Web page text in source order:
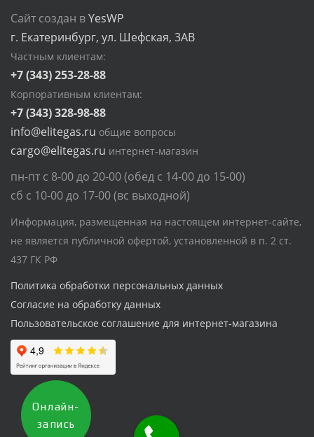
Сайт создан вYesWP
г. Екатеринбург, ул. Шефская, 3АВ
Частным клиентам:
+7 (343) 253-28-88
Корпоративным клиентам:
+7 (343) 328-98-88
info@elitegas.ru общие вопросы
cargo@elitegas.ru интернет-магазин
пн-пт с 8-00 до 20-00 (обед с 14-00 до 15-00)
сб с 10-00 до 17-00 (вс выходной)
Информация, размещенная на настоящем интернет-сайте,
не является публичной офертой, установленной в п. 2 ст.
437 ГК РФ
Политика обработки персональных данных
Согласие на обработку данных
Пользовательское соглашение для интернет-магазина
Онлайн-
запись